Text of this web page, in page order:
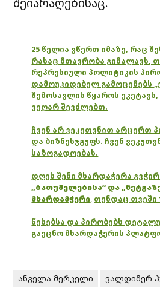
25 წელია ვწერთ იმაზე, რაც
რასაც მთავრობა გიმალავს,
რეპრესიული პოლიტიკის
დამოუკიდებელ გამოცემებს
შემოსავლის წყაროს
ვეღარ შევძლებთ.
ჩვენ არ ვეკუთვნით არცერთ
და ბიზნესჯგუფს. ჩვენ
საზოგადოებას.
დღეს შენი მხარდაჭერა
„ბათუმელებისა“ და
მხარდამჭერი, თუნდაც თვეში
წესებსა და პირობებს
გაეცნო მხარდაჭერის
ანგელა მერკელი ვალდიმერ